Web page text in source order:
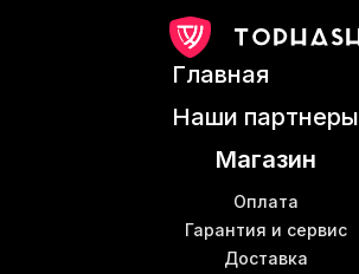
Купить майнер с9
Коммутатор сетевой switch
Детали для майнинг фермы
Аппаратные кошельки купить
Главная
Наши партнеры
Магазин
Оплата
Гарантия и сервис
Доставка